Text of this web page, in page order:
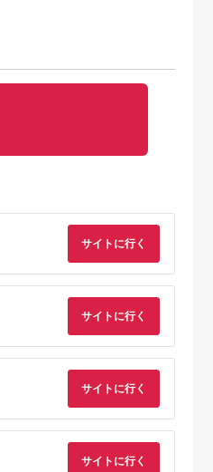
ミラーレス カメラ
サイトに行く
サイトに行く
サイトに行く
サイトに行く